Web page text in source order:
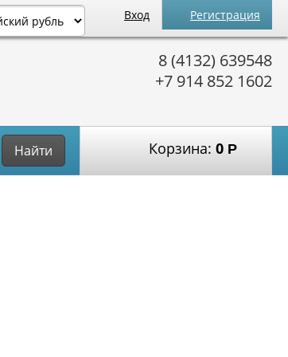
Вход Регистрация
8 (4132) 639548
+7 914 852 1602
Корзина: 0 Р
Найти